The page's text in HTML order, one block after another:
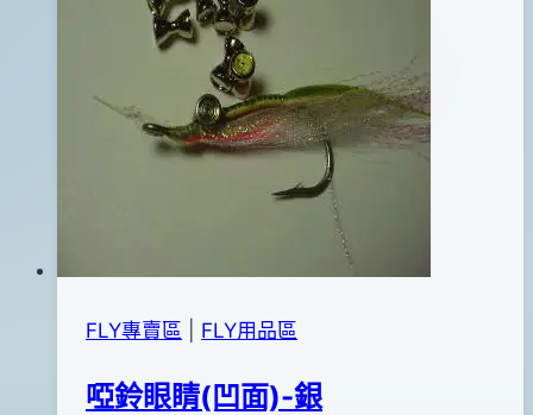
日
FLY專賣區 FLY用品區
啞鈴眼睛(凹面)-銀